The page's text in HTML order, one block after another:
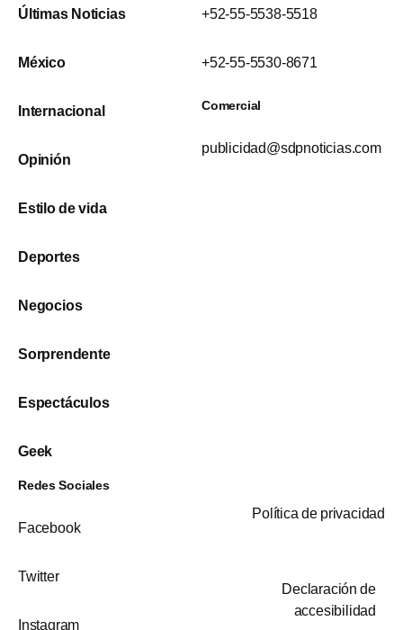
Últimas Noticias
México
Internacional
Opinión
Estilo de vida
Deportes
Negocios
Sorprendente
Espectáculos
Geek
+52-55-5538-5518
+52-55-5530-8671
Comercial
publicidad@sdpnoticias.com
Redes Sociales
Facebook
Twitter
Instagram
Política de privacidad
Declaración de
accesibilidad